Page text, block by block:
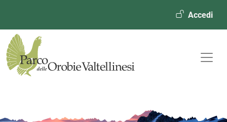
Menù
Accedi